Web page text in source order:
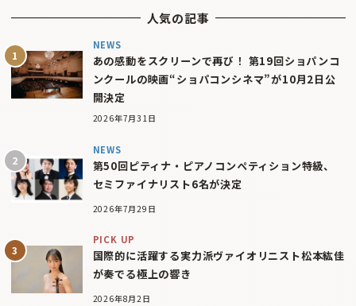
人気の記事
NEWS
あの感動をスクリーンで再び！ 第19回ショパンコ
ンクールの映画“ショパコンシネマ”が10月2日公
開決定
2026年7月31日
NEWS
第50回ピティナ・ピアノコンペティション特級、
セミファイナリスト6名が決定
2026年7月29日
PICK UP
国際的に活躍する実力派ヴァイオリニスト松本紘佳
が奏でる極上の響き
2026年8月2日